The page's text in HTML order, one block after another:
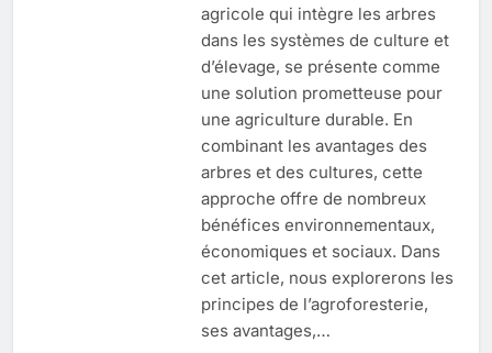
agricole qui intègre les arbres
dans les systèmes de culture et
d’élevage, se présente comme
une solution prometteuse pour
une agriculture durable. En
combinant les avantages des
arbres et des cultures, cette
approche offre de nombreux
bénéfices environnementaux,
économiques et sociaux. Dans
cet article, nous explorerons les
principes de l’agroforesterie,
ses avantages,…